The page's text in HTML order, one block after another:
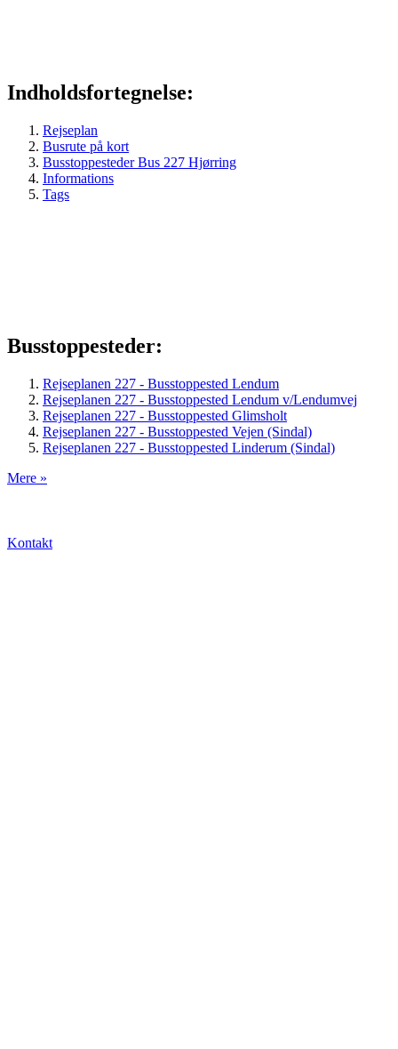
Indholdsfortegnelse:
Rejseplan
Busrute på kort
Busstoppesteder Bus 227 Hjørring
Informations
Tags
Busstoppesteder:
Rejseplanen 227 - Busstoppested Lendum
Rejseplanen 227 - Busstoppested Lendum v/Lendumvej
Rejseplanen 227 - Busstoppested Glimsholt
Rejseplanen 227 - Busstoppested Vejen (Sindal)
Rejseplanen 227 - Busstoppested Linderum (Sindal)
Mere »
Kontakt